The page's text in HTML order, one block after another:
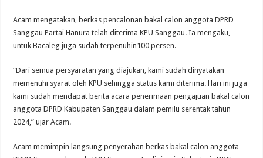
Acam mengatakan, berkas pencalonan bakal calon anggota DPRD
Sanggau Partai Hanura telah diterima KPU Sanggau. Ia mengaku,
untuk Bacaleg juga sudah terpenuhin100 persen.
“Dari semua persyaratan yang diajukan, kami sudah dinyatakan
memenuhi syarat oleh KPU sehingga status kami diterima. Hari ini juga
kami sudah mendapat berita acara penerimaan pengajuan bakal calon
anggota DPRD Kabupaten Sanggau dalam pemilu serentak tahun
2024,” ujar Acam.
Acam memimpin langsung penyerahan berkas bakal calon anggota